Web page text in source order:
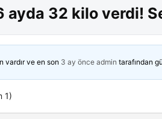
ayda 32 kilo verdi!
vardır ve en son 3 ay önce admin tarafından
1)